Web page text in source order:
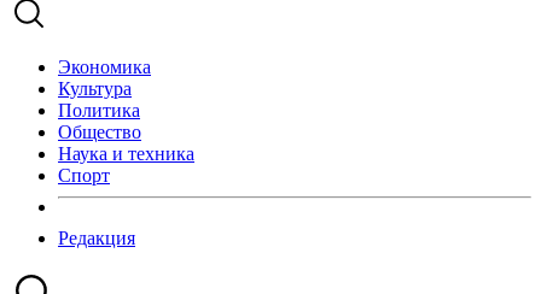
Экономика
Культура
Политика
Общество
Наука и техника
Спорт
Редакция